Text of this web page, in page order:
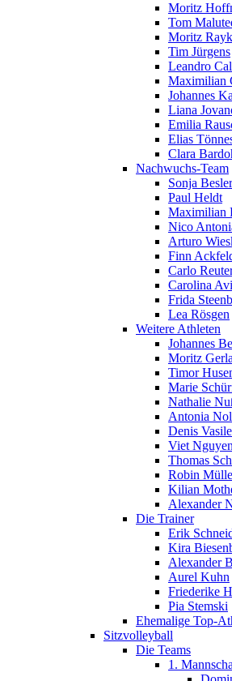
Moritz
Tom
Moritz
Tim Jürgens
Leandro
Maximilian
Johannes
Liana
Emilia
Elias
Clara
Nachwuchs-Team
Sonja Besler
Paul Heldt
Maximilian
Nico
Arturo
Finn
Carlo
Carolina
Frida
Lea Rösgen
Weitere Athleten
Johannes
Moritz
Timor
Marie
Nathalie
Antonia
Denis
Viet Nguyen
Thomas
Robin
Kilian
Alexander
Die Trainer
Erik
Kira
Alexander
Aurel Kuhn
Friederike
Pia Stemski
Ehemalige Top-
Sitzvolleyball
Die Teams
1.